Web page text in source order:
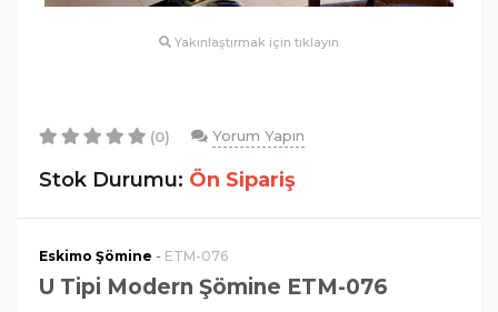
Yakınlaştırmak için tıklayın
(0) Yorum Yapın
Stok Durumu: Ön Sipariş
Eskimo Şömine - ETM-076
U Tipi Modern Şömine ETM-076